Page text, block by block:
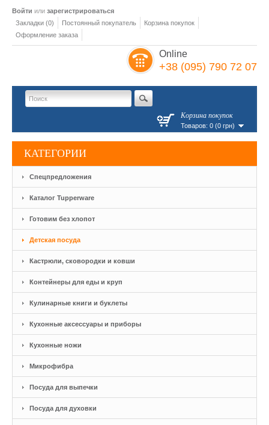
Войти или зарегистрироваться
Закладки (0)
Постоянный покупатель
Корзина покупок
Оформление заказа
Online
+38 (095) 790 72 07
Корзина покупок
Товаров: 0 (0 грн)
КАТЕГОРИИ
Спецпредложения
Каталог Tupperware
Готовим без хлопот
Детская посуда
Кастрюли, сковородки и ковши
Контейнеры для еды и круп
Кулинарные книги и буклеты
Кухонные аксессуары и приборы
Кухонные ножи
Микрофибра
Посуда для выпечки
Посуда для духовки